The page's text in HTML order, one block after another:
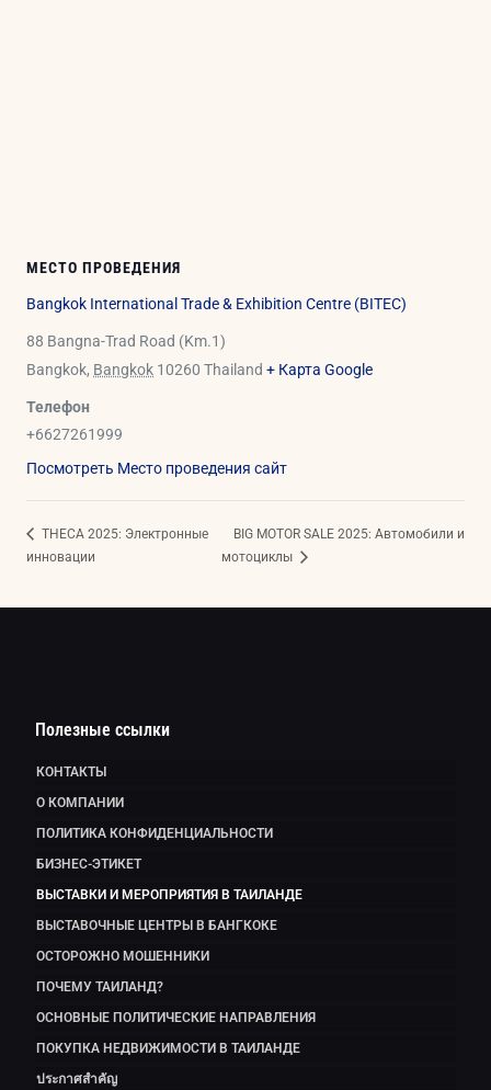
МЕСТО ПРОВЕДЕНИЯ
Bangkok International Trade & Exhibition Centre (BITEC)
88 Bangna-Trad Road (Km.1)
Bangkok, Bangkok 10260 Thailand + Карта Google
Телефон
+6627261999
Посмотреть Место проведения сайт
THECA 2025: Электронные
инновации
BIG MOTOR SALE 2025: Автомобили и
мотоциклы
Полезные ссылки
КОНТАКТЫ
О КОМПАНИИ
ПОЛИТИКА КОНФИДЕНЦИАЛЬНОСТИ
БИЗНЕС-ЭТИКЕТ
ВЫСТАВКИ И МЕРОПРИЯТИЯ В ТАИЛАНДЕ
ВЫСТАВОЧНЫЕ ЦЕНТРЫ В БАНГКОКЕ
ОСТОРОЖНО МОШЕННИКИ
ПОЧЕМУ ТАИЛАНД?
ОСНОВНЫЕ ПОЛИТИЧЕСКИЕ НАПРАВЛЕНИЯ
ПОКУПКА НЕДВИЖИМОСТИ В ТАИЛАНДЕ
ประกาศสำคัญ